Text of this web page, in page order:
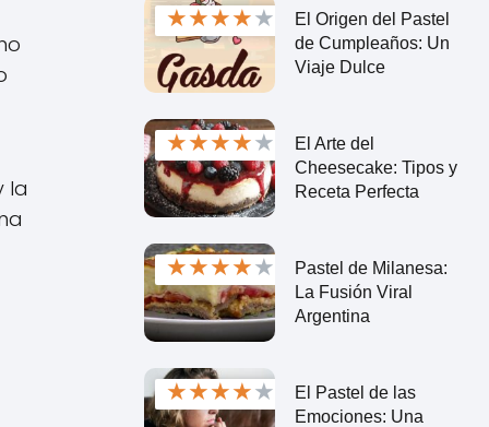
la
★★★★★
El Origen del Pastel
de Cumpleaños: Un
Viaje Dulce
★★★★★
El Arte del
Cheesecake: Tipos y
Receta Perfecta
★★★★★
Pastel de Milanesa:
La Fusión Viral
Argentina
★★★★★
El Pastel de las
Emociones: Una